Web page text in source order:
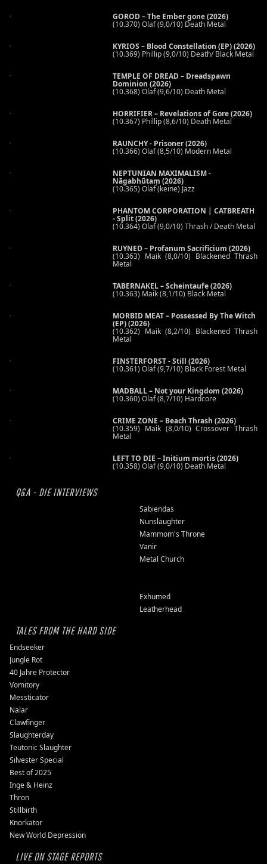
GOROD – The Ember gone (2026)
(10.370) Olaf (9,0/10) Death Metal
KYRIOS – Blood Constellation (EP) (2026)
(10.369) Phillip (9,0/10) Death/ Black Metal
TEMPLE OF DREAD – Dreadspawn
Dominion (2026)
(10.368) Olaf (9,6/10) Death Metal
HORRIFIER – Revelations of Gore (2026)
(10.367) Phillip (8,6/10) Death Metal
RAUNCHY - Prisoner (2026)
(10.366) Olaf (8,5/10) Modern Metal
NEPTUNIAN MAXIMALISM -
Nāgabhūtaṃ (2026)
(10.365) Olaf (keine) Jazz
PHANTOM CORPORATION | CATBREATH
- Split (2026)
(10.364) Olaf (9,0/10) Thrash / Death Metal
RUYNED – Profanum Sacrificium (2026)
(10.363) Maik (8,0/10) Blackened Thrash
Metal
TABERNAKEL – Scheintaufe (2026)
(10.363) Maik (8,1/10) Black Metal
MORBID MEAT – Possessed By The Witch
(EP) (2026)
(10.362) Maik (8,2/10) Blackened Thrash
Metal
FINSTERFORST - Still (2026)
(10.361) Olaf (9,7/10) Black Forest Metal
MADBALL – Not your Kingdom (2026)
(10.360) Olaf (8,7/10) Hardcore
CRIME ZONE – Beach Thrash (2026)
(10.359) Maik (8,0/10) Crossover Thrash
Metal
LEFT TO DIE – Initium mortis (2026)
(10.358) Olaf (9,0/10) Death Metal
Q&A - DIE INTERVIEWS
Sabiendas
Nunslaughter
Mammom's Throne
Vanir
Metal Church
Exhumed
Leatherhead
TALES FROM THE HARD SIDE
Endseeker
Jungle Rot
40 Jahre Protector
Vomitory
Messticator
Nalar
Clawfinger
Slaughterday
Teutonic Slaughter
Silvester Special
Best of 2025
Inge & Heinz
Thron
Stillbirth
Knorkator
New World Depression
LIVE ON STAGE REPORTS